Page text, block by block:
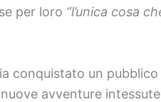
per loro “l’unica cosa
conquistato un
avventure